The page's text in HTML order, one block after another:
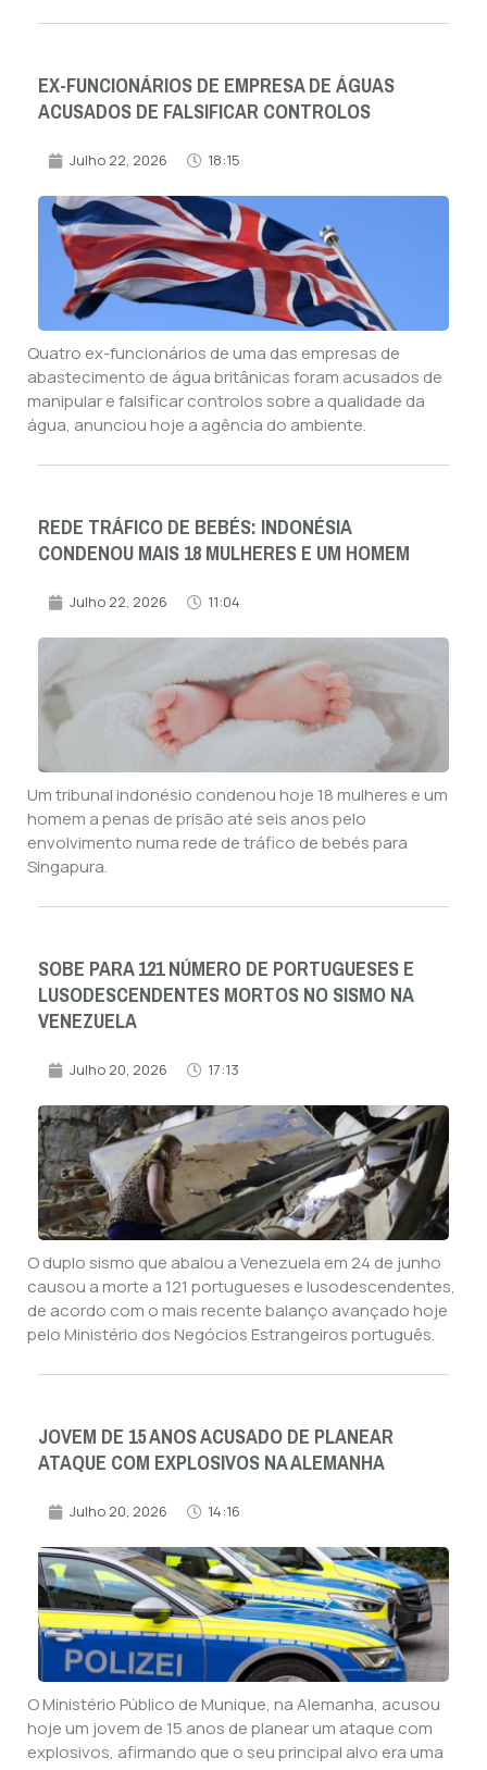
EX-FUNCIONÁRIOS DE EMPRESA DE ÁGUAS
ACUSADOS DE FALSIFICAR CONTROLOS
Julho 22, 2026 18:15
Quatro ex-funcionários de uma das empresas de
abastecimento de água britânicas foram acusados de
manipular e falsificar controlos sobre a qualidade da
água, anunciou hoje a agência do ambiente.
REDE TRÁFICO DE BEBÉS: INDONÉSIA
CONDENOU MAIS 18 MULHERES E UM HOMEM
Julho 22, 2026 11:04
Um tribunal indonésio condenou hoje 18 mulheres e um
homem a penas de prisão até seis anos pelo
envolvimento numa rede de tráfico de bebés para
Singapura.
SOBE PARA 121 NÚMERO DE PORTUGUESES E
LUSODESCENDENTES MORTOS NO SISMO NA
VENEZUELA
Julho 20, 2026 17:13
O duplo sismo que abalou a Venezuela em 24 de junho
causou a morte a 121 portugueses e lusodescendentes,
de acordo com o mais recente balanço avançado hoje
pelo Ministério dos Negócios Estrangeiros português.
JOVEM DE 15 ANOS ACUSADO DE PLANEAR
ATAQUE COM EXPLOSIVOS NA ALEMANHA
Julho 20, 2026 14:16
O Ministério Público de Munique, na Alemanha, acusou
hoje um jovem de 15 anos de planear um ataque com
explosivos, afirmando que o seu principal alvo era uma